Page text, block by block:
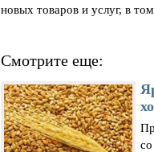
новых товаров и услуг, в
Смотрите еще: